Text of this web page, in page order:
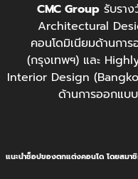
CMC Group รับรา
Architectural
คอนโดมิเนียมด้านกา
(กรุงเทพฯ) และ
Interior Design
ด้านการออกแบ
แนะนำช็อปของตกแต่งคอนโด โดยสมา